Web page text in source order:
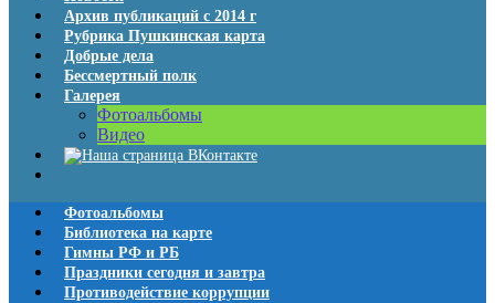
Архив публикаций с 2014 г
Рубрика Пушкинская карта
Добрые дела
Бессмертный полк
Галерея
Фотоальбомы
Видео
Фотоальбомы
Библиотека на карте
Гимны РФ и РБ
Праздники сегодня и завтра
Противодействие коррупции